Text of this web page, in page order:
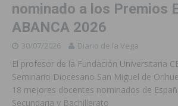
nominado a los Premios
ABANCA 2026
30/07/2026 Diario de la Vega
El profesor de la Fundación Universitaria
Seminario Diocesano San Miguel de
18 mejores docentes nominados de
Secundaria y Bachillerato